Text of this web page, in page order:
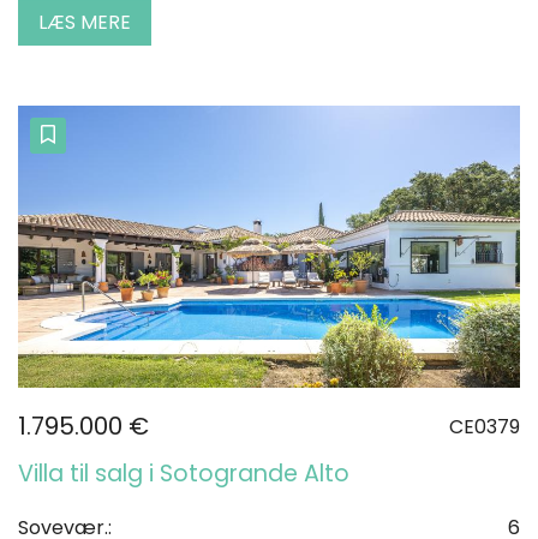
LÆS MERE
1.795.000 € CE0379
Villa til salg i Sotogrande Alto
Sovevær.: 6